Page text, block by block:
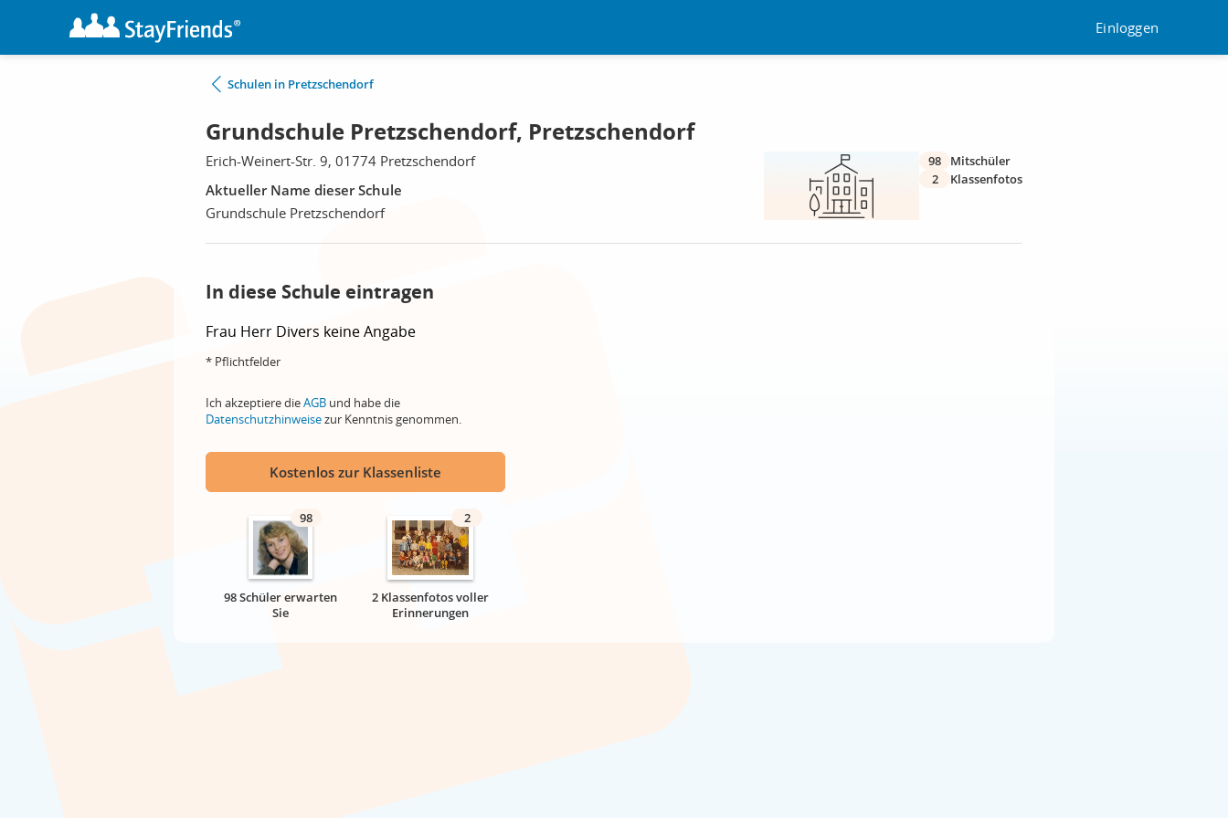
Einloggen
Schulen in Pretzschendorf
Grundschule Pretzschendorf, Pretzschendorf
Erich-Weinert-Str. 9, 01774 Pretzschendorf
Aktueller Name dieser Schule
Grundschule Pretzschendorf
98
Mitschüler
2
Klassenfotos
In diese Schule eintragen
Frau Herr Divers keine Angabe
* Pflichtfelder
Ich akzeptiere dieAGB und habe die
Datenschutzhinweisezur Kenntnis genommen.
Kostenlos zur Klassenliste
98
98 Schüler erwarten
Sie
2
2 Klassenfotos voller
Erinnerungen